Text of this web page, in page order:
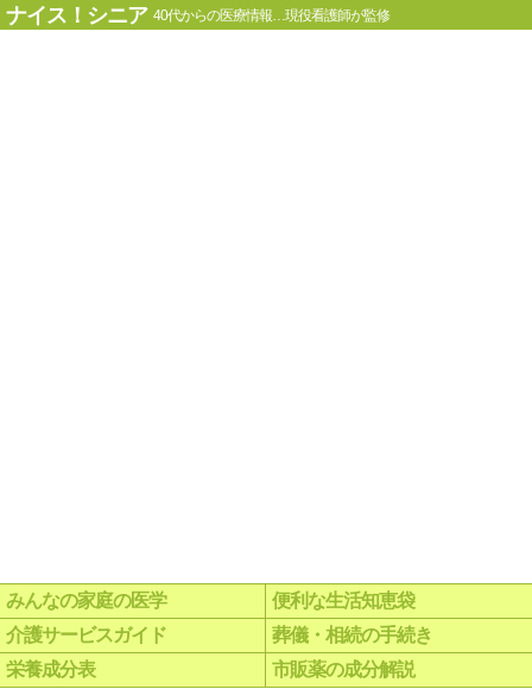
ナイス！シニア 40代からの医療情報…現役看護師が監修
みんなの家庭の医学
便利な生活知恵袋
介護サービスガイド
葬儀・相続の手続き
栄養成分表
市販薬の成分解説